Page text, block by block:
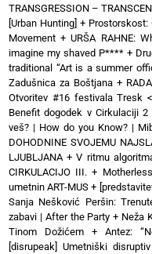
TRANSGRESSION –
[Urban Hunting] + Prostorskost:
Movement +URŠA RAHNE:
imagine my shaved P**** +
traditional “Art is a summer
Zadušnica za Boštjana+
Otvoritev #16 festivala Tresk
Benefit dogodek v Cirkulaciji 2
veš? | How do you Know? |
DOHODNINE SVOJEMU
LJUBLJANA +V ritmu
CIRKULACIJO III. +
umetnin ART-MUS +
Sanja Nešković Peršin:
zabavi | After the Party + Neža
Tinom Dožićem + Antez:
[disrupeak] Umetniški